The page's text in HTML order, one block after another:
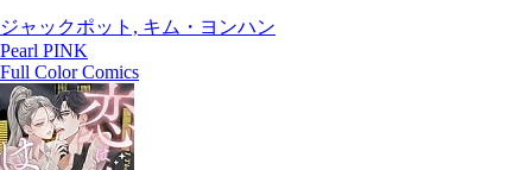
ジャックポット, キム・ヨンハン
Pearl PINK
Full Color Comics